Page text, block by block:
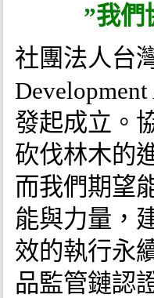
”我們
社團法人台
發起成立。
砍伐林木的
而我們期望
能與力量，
效的執行永
品監管鏈認